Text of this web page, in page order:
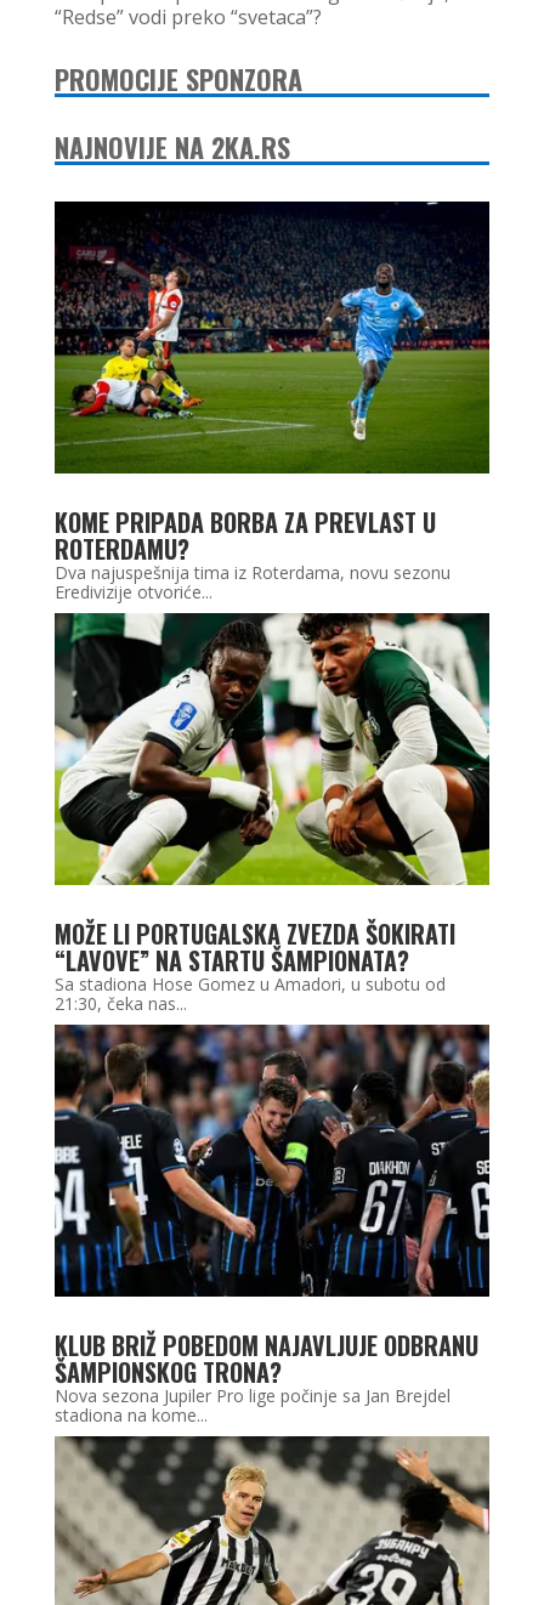
“Redse” vodi preko “svetaca”?
PROMOCIJE SPONZORA
NAJNOVIJE NA 2KA.RS
KOME PRIPADA BORBA ZA PREVLAST U
ROTERDAMU?
Dva najuspešnija tima iz Roterdama, novu sezonu
Eredivizije otvoriće...
MOŽE LI PORTUGALSKA ZVEZDA ŠOKIRATI
“LAVOVE” NA STARTU ŠAMPIONATA?
Sa stadiona Hose Gomez u Amadori, u subotu od
21:30, čeka nas...
KLUB BRIŽ POBEDOM NAJAVLJUJE ODBRANU
ŠAMPIONSKOG TRONA?
Nova sezona Jupiler Pro lige počinje sa Jan Brejdel
stadiona na kome...